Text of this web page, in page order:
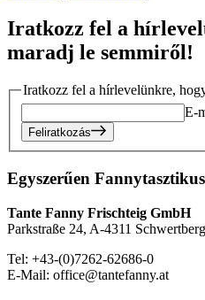
Iratkozz fel a
maradj le semmiről!
Iratkozz fel a hírlevelünkre,
E-
Feliratkozás
Egyszerűen
Tante Fanny Frischteig GmbH
Parkstraße 24, A-4311 Schwertberg
Tel: +43-(0)7262-62686-0
E-Mail: office@tantefanny.at